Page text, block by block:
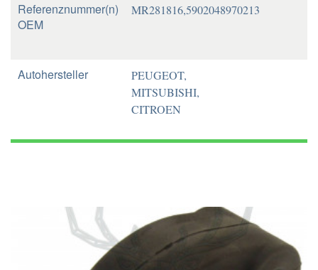
Referenznummer(n)
OEM
MR281816,5902048970213
Autohersteller
PEUGEOT,
MITSUBISHI,
CITROEN